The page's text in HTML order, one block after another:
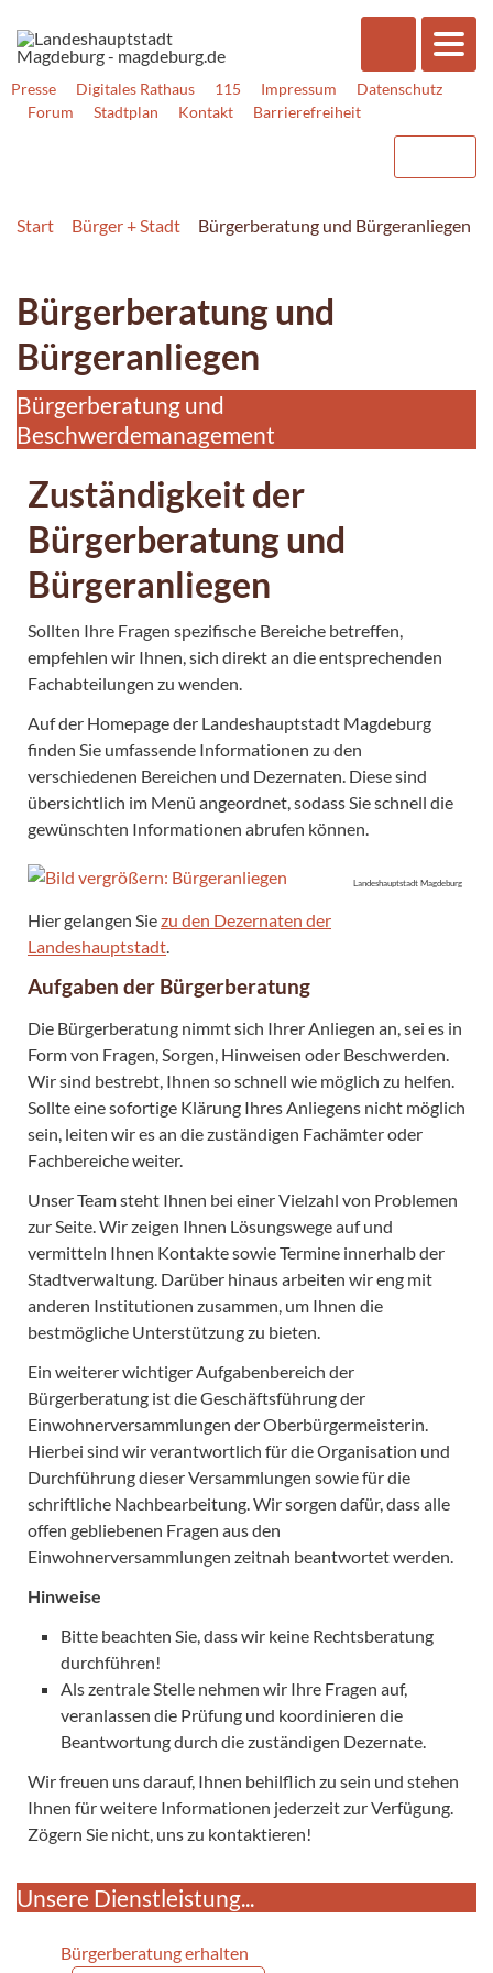
Presse Digitales Rathaus 115 Impressum
Datenschutz
Forum
Stadtplan Kontakt Barrierefreiheit
Start Bürger + Stadt Bürgerberatung und Bürgeranliegen
Bürgerberatung und
Bürgeranliegen
Bürgerberatung und
Beschwerdemanagement
Zuständigkeit der
Bürgerberatung und
Bürgeranliegen
Sollten Ihre Fragen spezifische Bereiche betreffen,
empfehlen wir Ihnen, sich direkt an die entsprechenden
Fachabteilungen zu wenden.
Auf der Homepage der Landeshauptstadt Magdeburg
finden Sie umfassende Informationen zu den
verschiedenen Bereichen und Dezernaten. Diese sind
übersichtlich im Menü angeordnet, sodass Sie schnell die
gewünschten Informationen abrufen können.
Landeshauptstadt Magdeburg
Hier gelangen Siezu den Dezernaten der
Landeshauptstadt
Aufgaben der Bürgerberatung
Die Bürgerberatung nimmt sich Ihrer Anliegen an, sei es in
Form von Fragen, Sorgen, Hinweisen oder Beschwerden.
Wir sind bestrebt, Ihnen so schnell wie möglich zu helfen.
Sollte eine sofortige Klärung Ihres Anliegens nicht möglich
sein, leiten wir es an die zuständigen Fachämter oder
Fachbereiche weiter.
Unser Team steht Ihnen bei einer Vielzahl von Problemen
zur Seite. Wir zeigen Ihnen Lösungswege auf und
vermitteln Ihnen Kontakte sowie Termine innerhalb der
Stadtverwaltung. Darüber hinaus arbeiten wir eng mit
anderen Institutionen zusammen, um Ihnen die
bestmögliche Unterstützung zu bieten.
Ein weiterer wichtiger Aufgabenbereich der
Bürgerberatung ist die Geschäftsführung der
Einwohnerversammlungen der Oberbürgermeisterin.
Hierbei sind wir verantwortlich für die Organisation und
Durchführung dieser Versammlungen sowie für die
schriftliche Nachbearbeitung. Wir sorgen dafür, dass alle
offen gebliebenen Fragen aus den
Einwohnerversammlungen zeitnah beantwortet werden.
Hinweise
Bitte beachten Sie, dass wir keine Rechtsberatung
durchführen!
Als zentrale Stelle nehmen wir Ihre Fragen auf,
veranlassen die Prüfung und koordinieren die
Beantwortung durch die zuständigen Dezernate.
Wir freuen uns darauf, Ihnen behilflich zu sein und stehen
Ihnen für weitere Informationen jederzeit zur Verfügung.
Zögern Sie nicht, uns zu kontaktieren!
Unsere Dienstleistung...
Bürgerberatung erhalten